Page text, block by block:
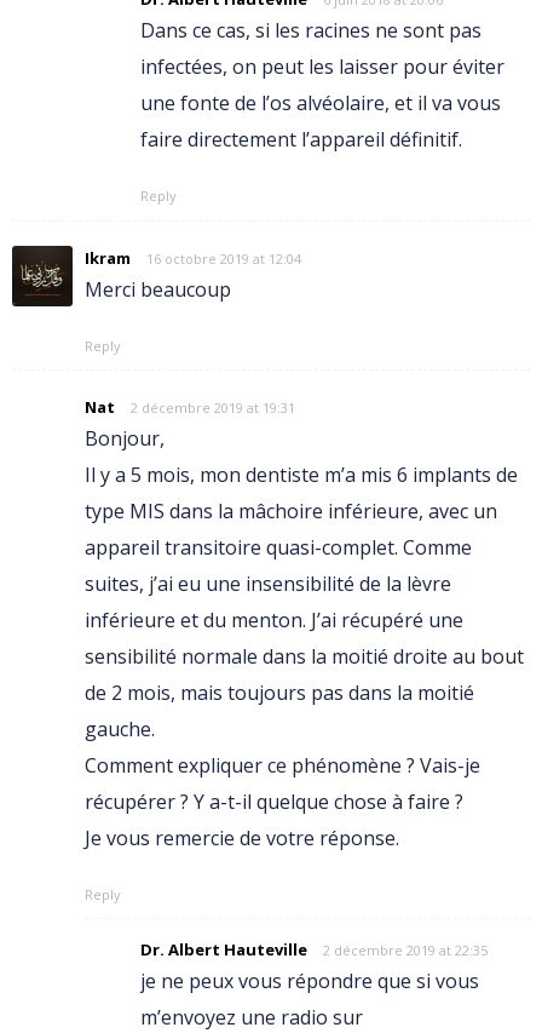
Dans ce cas, si les racines ne sont pas
infectées, on peut les laisser pour éviter
une fonte de l’os alvéolaire, et il va vous
faire directement l’appareil définitif.
Reply
Ikram 16 octobre 2019 at 12:04
Merci beaucoup
Reply
Nat 2 décembre 2019 at 19:31
Bonjour,
Il y a 5 mois, mon dentiste m’a mis 6 implants de
type MIS dans la mâchoire inférieure, avec un
appareil transitoire quasi-complet. Comme
suites, j’ai eu une insensibilité de la lèvre
inférieure et du menton. J’ai récupéré une
sensibilité normale dans la moitié droite au bout
de 2 mois, mais toujours pas dans la moitié
gauche.
Comment expliquer ce phénomène ? Vais-je
récupérer ? Y a-t-il quelque chose à faire ?
Je vous remercie de votre réponse.
Reply
Dr. Albert Hauteville 2 décembre 2019 at 22:35
je ne peux vous répondre que si vous
m’envoyez une radio sur